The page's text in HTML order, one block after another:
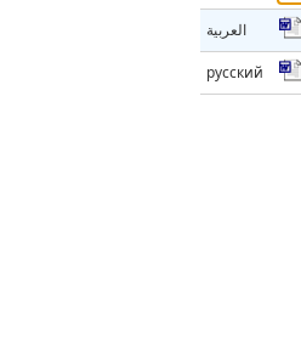
العربية
русский